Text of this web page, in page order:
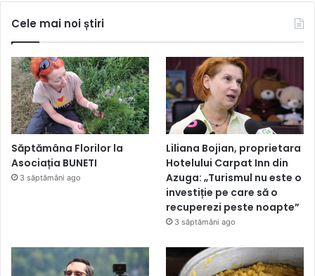
Cele mai noi știri
Săptămâna Florilor la
Asociația BUNETI
3 săptămâni ago
Liliana Bojian, proprietara
Hotelului Carpat Inn din
Azuga: „Turismul nu este o
investiție pe care să o
recuperezi peste noapte”
3 săptămâni ago